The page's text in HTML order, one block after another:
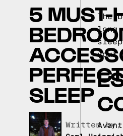
5 MUST-
SLEEP
Written by,
The
long
your